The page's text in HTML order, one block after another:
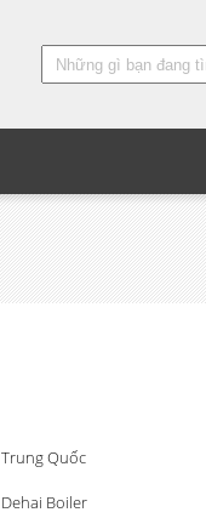
Trung Quốc
Dehai Boiler